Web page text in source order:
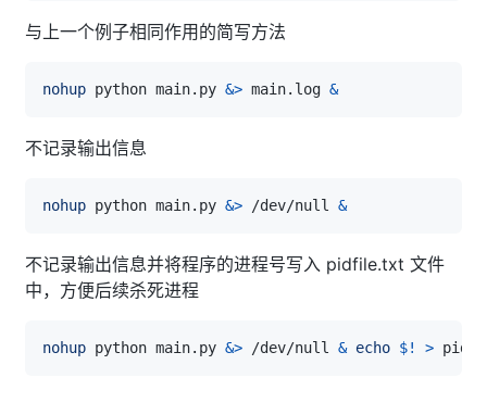
与上一个例子相同作用的简写方法
nohup python main.py &> main.log &
不记录输出信息
nohup python main.py &> /dev/null &
不记录输出信息并将程序的进程号写入 pidfile.txt 文件
中，方便后续杀死进程
nohup python main.py &> /dev/null & echo $! >